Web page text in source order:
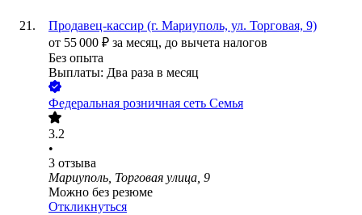
Продавец-кассир (г. Мариуполь, ул. Торговая, 9)
от 55 000 ₽ за месяц, до вычета налогов
Без опыта
Выплаты: Два раза в месяц
Федеральная розничная сеть Семья
3.2
•
3 отзыва
Мариуполь, Торговая улица, 9
Можно без резюме
Откликнуться